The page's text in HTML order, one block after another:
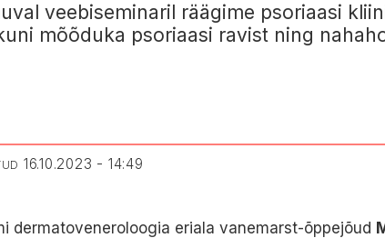
veebiseminaril räägime psoriaasi
mõõduka psoriaasi ravist ning
16.10.2023 - 14:49
dermatoveneroloogia eriala vanemarst-õppejõud